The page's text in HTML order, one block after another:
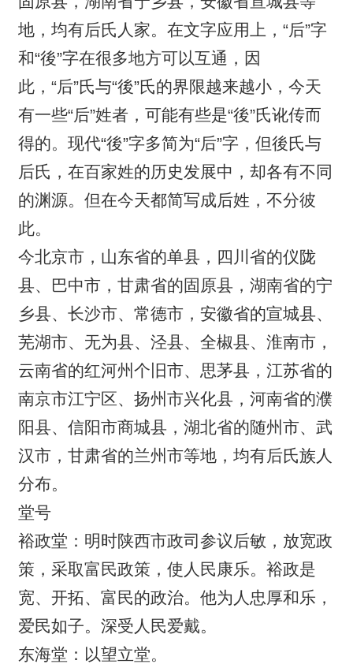
地，均有后氏人家。在文字应用上，“后”字
和“後”字在很多地方可以互通，因
此，“后”氏与“後”氏的界限越来越小，今天
有一些“后”姓者，可能有些是“後”氏讹传而
得的。现代“後”字多简为“后”字，但後氏与
后氏，在百家姓的历史发展中，却各有不同
的渊源。但在今天都简写成后姓，不分彼
此。
今北京市，山东省的单县，四川省的仪陇
县、巴中市，甘肃省的固原县，湖南省的宁
乡县、长沙市、常德市，安徽省的宣城县、
芜湖市、无为县、泾县、全椒县、淮南市，
云南省的红河州个旧市、思茅县，江苏省的
南京市江宁区、扬州市兴化县，河南省的濮
阳县、信阳市商城县，湖北省的随州市、武
汉市，甘肃省的兰州市等地，均有后氏族人
分布。
堂号
裕政堂：明时陕西市政司参议后敏，放宽政
策，采取富民政策，使人民康乐。裕政是
宽、开拓、富民的政治。他为人忠厚和乐，
爱民如子。深受人民爱戴。
东海堂：以望立堂。